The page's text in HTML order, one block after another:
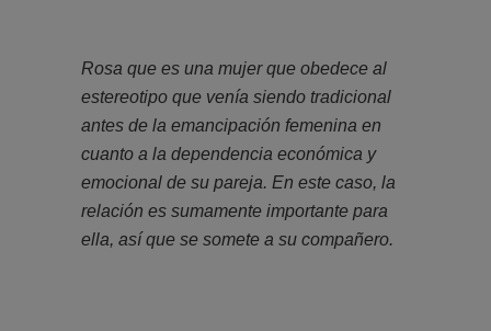
Rosa que es una mujer que obedece al
estereotipo que venía siendo tradicional
antes de la emancipación femenina en
cuanto a la dependencia económica y
emocional de su pareja. En este caso, la
relación es sumamente importante para
ella, así que se somete a su compañero.